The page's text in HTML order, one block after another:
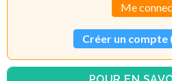
Me
Créer un compte